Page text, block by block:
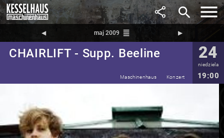
search
◀︎ maj 2009 reorder ▶︎
CHAIRLIFT - Supp. Beeline 24
niedziela
19:00
Maschinenhaus Konzert